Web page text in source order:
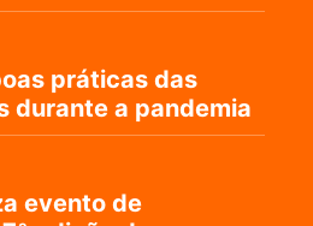
práticas das
durante a pandemia
evento de